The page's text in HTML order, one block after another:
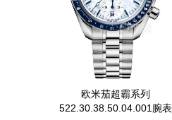
欧米茄超霸系列
522.30.38.50.04.001腕表